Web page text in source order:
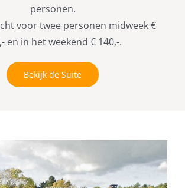
personen.
voor twee personen midweek €
en in het weekend € 140,-.
Bekijk de Suite